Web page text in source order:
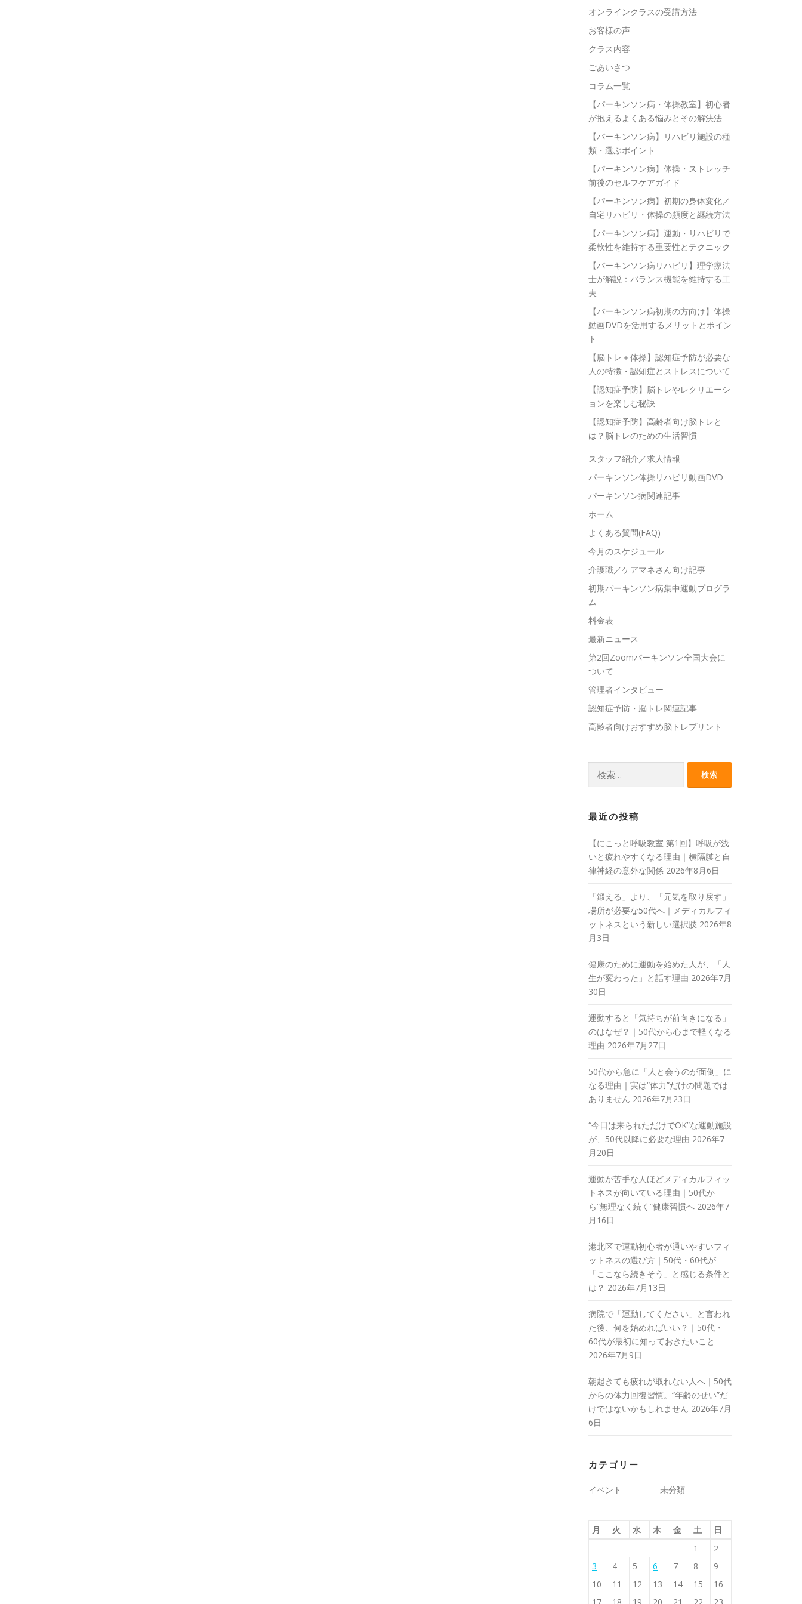
オンラインクラスの受講方法
お客様の声
クラス内容
ごあいさつ
コラム一覧
【パーキンソン病・体操教室】初心者
が抱えるよくある悩みとその解決法
【パーキンソン病】リハビリ施設の種
類・選ぶポイント
【パーキンソン病】体操・ストレッチ
前後のセルフケアガイド
【パーキンソン病】初期の身体変化／
自宅リハビリ・体操の頻度と継続方法
【パーキンソン病】運動・リハビリで
柔軟性を維持する重要性とテクニック
【パーキンソン病リハビリ】理学療法
士が解説：バランス機能を維持する工
夫
【パーキンソン病初期の方向け】体操
動画DVDを活用するメリットとポイン
ト
【脳トレ＋体操】認知症予防が必要な
人の特徴・認知症とストレスについて
【認知症予防】脳トレやレクリエーシ
ョンを楽しむ秘訣
【認知症予防】高齢者向け脳トレと
は？脳トレのための生活習慣
スタッフ紹介／求人情報
パーキンソン体操リハビリ動画DVD
パーキンソン病関連記事
ホーム
よくある質問(FAQ)
今月のスケジュール
介護職／ケアマネさん向け記事
初期パーキンソン病集中運動プログラ
ム
料金表
最新ニュース
第2回Zoomパーキンソン全国大会に
ついて
管理者インタビュー
認知症予防・脳トレ関連記事
高齢者向けおすすめ脳トレプリント
最近の投稿
【にこっと呼吸教室 第1回】呼吸が浅
いと疲れやすくなる理由｜横隔膜と自
律神経の意外な関係 2026年8月6日
「鍛える」より、「元気を取り戻す」
場所が必要な50代へ｜メディカルフィ
ットネスという新しい選択肢 2026年8
月3日
健康のために運動を始めた人が、「人
生が変わった」と話す理由 2026年7月
30日
運動すると「気持ちが前向きになる」
のはなぜ？｜50代から心まで軽くなる
理由 2026年7月27日
50代から急に「人と会うのが面倒」に
なる理由｜実は“体力”だけの問題では
ありません 2026年7月23日
“今日は来られただけでOK”な運動施設
が、50代以降に必要な理由 2026年7
月20日
運動が苦手な人ほどメディカルフィッ
トネスが向いている理由｜50代か
ら“無理なく続く”健康習慣へ 2026年7
月16日
港北区で運動初心者が通いやすいフィ
ットネスの選び方｜50代・60代が
「ここなら続きそう」と感じる条件と
は？ 2026年7月13日
病院で「運動してください」と言われ
た後、何を始めればいい？｜50代・
60代が最初に知っておきたいこと
2026年7月9日
朝起きても疲れが取れない人へ｜50代
からの体力回復習慣。“年齢のせい”だ
けではないかもしれません 2026年7月
6日
カテゴリー
イベント 未分類
月 火 水 木 金 土
日
1
2
3
4 5 6 7 8
9
10
11 12 13 14 15
16